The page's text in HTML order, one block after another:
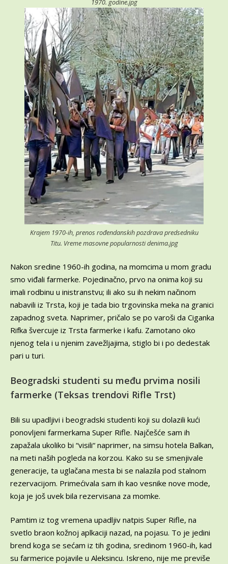
1970. godine.jpg
Krajem 1970-ih, prenos rođendanskih pozdrava predsedniku
Titu. Vreme masovne popularnosti denima.jpg
Nakon sredine 1960-ih godina, na momcima u mom gradu
smo viđali farmerke. Pojedinačno, prvo na onima koji su
imali rodbinu u inistranstvu; ili ako su ih nekim načinom
nabavili iz Trsta, koji je tada bio trgovinska meka na granici
zapadnog sveta. Naprimer, pričalo se po varoši da Ciganka
Rifka švercuje iz Trsta farmerke i kafu. Zamotano oko
njenog tela i u njenim zavežljajima, stiglo bi i po dedestak
pari u turi.
Beogradski studenti su među prvima nosili
farmerke (Teksas trendovi Rifle Trst)
Bili su upadljivi i beogradski studenti koji su dolazili kući
ponovljeni farmerkama Super Rifle. Najčešće sam ih
zapažala ukoliko bi “visili“ naprimer, na simsu hotela Balkan,
na meti naših pogleda na korzou. Kako su se smenjivale
generacije, ta uglačana mesta bi se nalazila pod stalnom
rezervacijom. Primećivala sam ih kao vesnike nove mode,
koja je još uvek bila rezervisana za momke.
Pamtim iz tog vremena upadljiv natpis Super Rifle, na
svetlo braon kožnoj aplkaciji nazad, na pojasu. To je jedini
brend koga se sećam iz tih godina, sredinom 1960-ih, kad
su farmerice pojavile u Aleksincu. Iskreno, nije me previše